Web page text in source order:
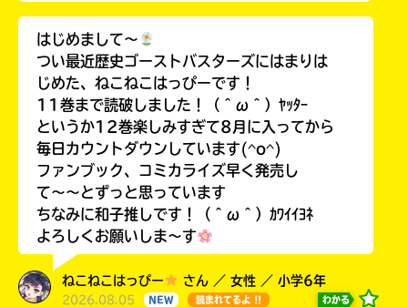
はじめまして〜
つい最近歴史ゴーストバスターズにはまりは
じめた、ねこねこはっぴーです！
11巻まで読破しました！（＾ω＾）ﾔｯﾀｰ
というか12巻楽しみすぎて8月に入ってから
毎日カウントダウンしています(^o^)
ファンブック、コミカライズ早く発売し
て〜〜とずっと思っています
ちなみに和子推しです！（＾ω＾）ｶﾜｲｲﾖﾈ
よろしくお願いしま〜す
ねこねこはっぴー さん ／ 女性 ／ 小学6年
2026.08.05 NEW 読まれてるよ !! わかる